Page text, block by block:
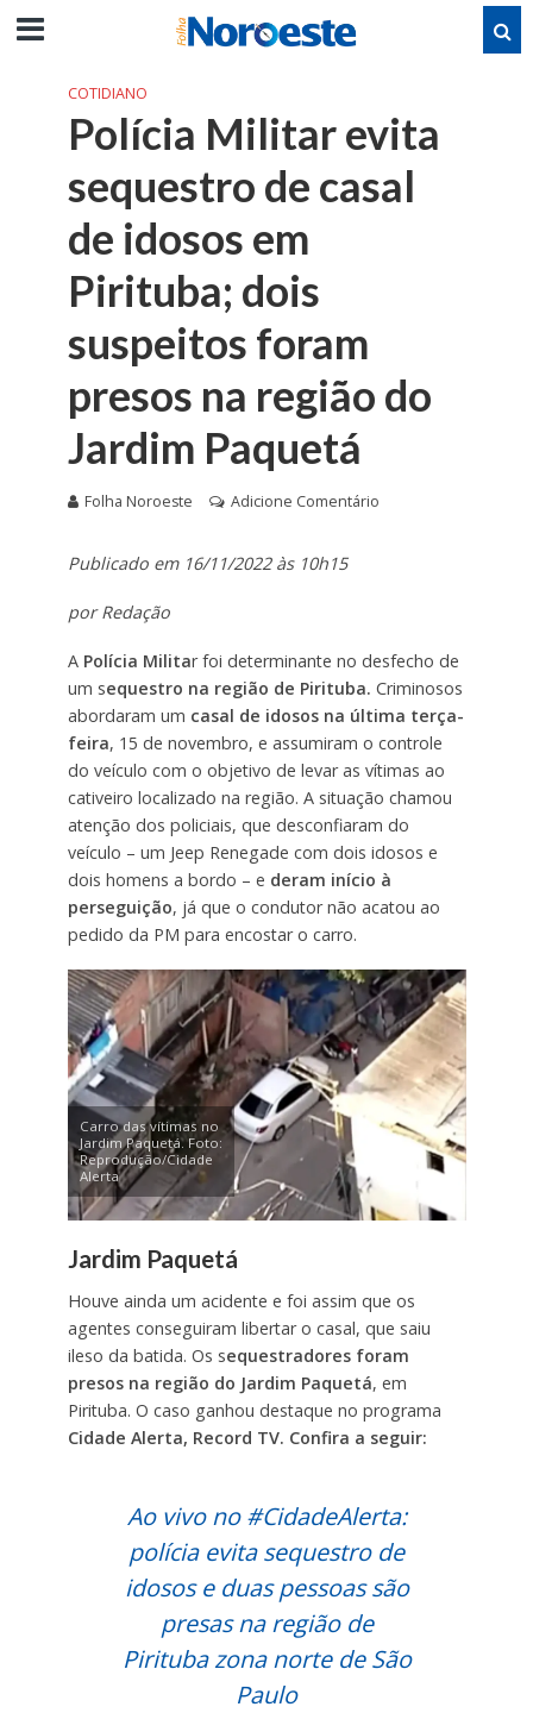
COTIDIANO
Polícia Militar evita
sequestro de casal
de idosos em
Pirituba; dois
suspeitos foram
presos na região do
Jardim Paquetá
Folha Noroeste Adicione Comentário
Publicado em 16/11/2022 às 10h15
por Redação
A Polícia Militar foi determinante no desfecho de
um sequestro na região de Pirituba. Criminosos
abordaram um casal de idosos na última terça-
feira, 15 de novembro, e assumiram o controle
do veículo com o objetivo de levar as vítimas ao
cativeiro localizado na região. A situação chamou
atenção dos policiais, que desconfiaram do
veículo – um Jeep Renegade com dois idosos e
dois homens a bordo – e deram início à
perseguição, já que o condutor não acatou ao
pedido da PM para encostar o carro.
Carro das vítimas no
Jardim Paquetá. Foto:
Reprodução/Cidade
Alerta
Jardim Paquetá
Houve ainda um acidente e foi assim que os
agentes conseguiram libertar o casal, que saiu
ileso da batida. Os sequestradores foram
presos na região do Jardim Paquetá, em
Pirituba. O caso ganhou destaque no programa
Cidade Alerta, Record TV. Confira a seguir:
Ao vivo no#CidadeAlerta:
polícia evita sequestro de
idosos e duas pessoas são
presas na região de
Pirituba zona norte de São
Paulo